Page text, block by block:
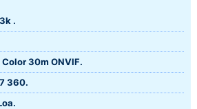
3k .
30m ONVIF.
360.